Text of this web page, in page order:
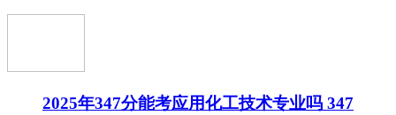
2025年347分能考应用化工技术专业吗 347